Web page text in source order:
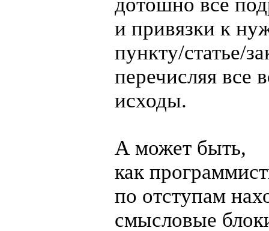
и привязки к
пункту/статье/
перечисляя все
исходы.
А может быть,
как
по отступам
смысловые